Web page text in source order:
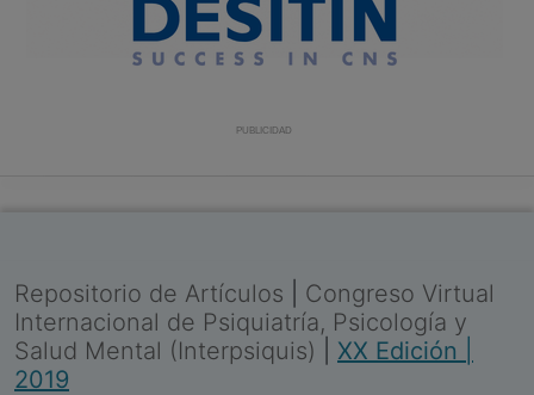
PUBLICIDAD
Repositorio de Artículos
Congreso Virtual
Internacional de Psiquiatría, Psicología y
Salud Mental (Interpsiquis)
XX Edición |
2019